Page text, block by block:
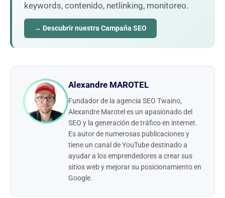
keywords, contenido, netlinking, monitoreo.
→ Descubrir nuestra Campaña SEO
Alexandre MAROTEL
Fundador de la agencia SEO Twaino,
Alexandre Marotel es un apasionado del
SEO y la generación de tráfico en internet.
Es autor de numerosas publicaciones y
tiene un canal de YouTube destinado a
ayudar a los emprendedores a crear sus
sitios web y mejorar su posicionamiento en
Google.